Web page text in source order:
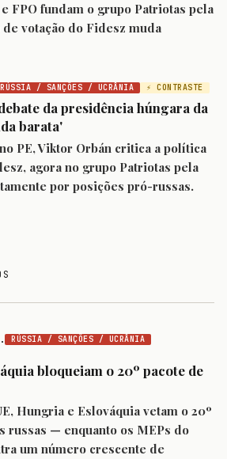
e FPO fundam o grupo Patriotas pela
de votação do Fidesz muda
RÚSSIA / SANÇÕES / UCRÂNIA ⚡ CONTRASTE
da presidência húngara da
barata'
PE, Viktor Orbán critica a política
agora no grupo Patriotas pela
por posições pró-russas.
RÚSSIA / SANÇÕES / UCRÂNIA
bloqueiam o 20º pacote de
Hungria e Eslováquia vetam o 20º
russas — enquanto os MEPs do
um número crescente de